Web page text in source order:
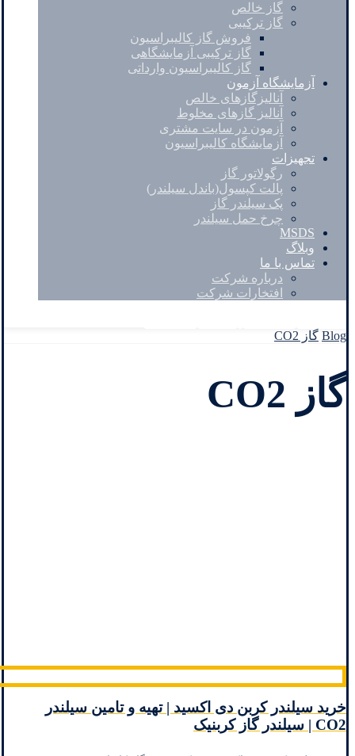
گاز خالص
گاز ترکیبی
فروش گاز کالیبراسیون
گاز ترکیبی آزمایشگاهی
گاز کالیبراسیون وارداتی
آزمایشگاه آزمون
آنالیزگازهای خالص
آنالیز گازهای مخلوط
آزمون در سایت مشتری
آزمایشگاه کالیبراسیون
تجهیزات
رگولاتور گاز
پالت کپسول(باندل سیلندر)
پک سیلندر گاز
چرخ حمل سیلندر
MSDS
وبلاگ
تماس با ما
درباره شرکت
افتخارات شرکت
Blog گاز CO2
گاز CO2
خرید سیلندر کربن دی اکسید | تهیه و تامین سیلندر
CO2 | سیلندر گاز کربنیک